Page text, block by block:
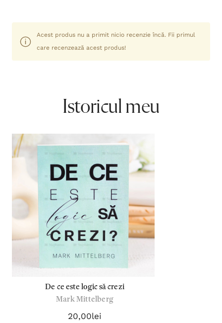
Acest produs nu a primit nicio recenzie încă. Fii primul
care recenzează acest produs!
Istoricul meu
De ce este logic să crezi
Mark Mittelberg
20,00lei